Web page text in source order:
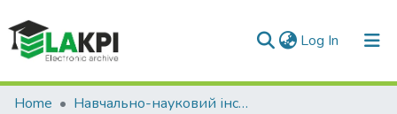
Log In (current)
Communities & Collections
Home
Навчально-науковий інститут аерокосмічних технологій (НН ІАТ)